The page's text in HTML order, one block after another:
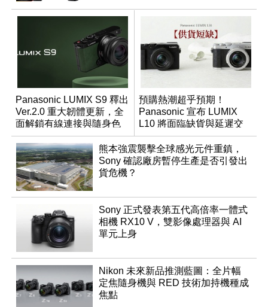
Panasonic LUMIX S9 釋出
Ver.2.0 重大韌體更新，全
面解鎖有線連接與隨身色
調編輯
預購熱潮超乎預期！
Panasonic 宣布 LUMIX
L10 將面臨缺貨與延遲交
貨時間
熊本強震襲擊全球感光元件重鎮，
Sony 確認廠房暫停生產是否引發出
貨危機？
Sony 正式發表第五代高倍率一體式
相機 RX10 V，雙影像處理器與 AI
單元上身
Nikon 未來新品推測藍圖：全片幅
定焦隨身機與 RED 技術加持機種成
焦點